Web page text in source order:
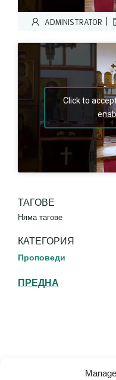
ADMINISTRATOR |
Click to
ТАГОВЕ
Няма тагове
КАТЕГОРИЯ
Проповеди
ПРЕДНА
Българска